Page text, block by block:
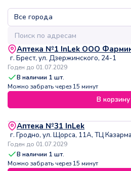
Аптека №1 InLek ООО
г. Брест, ул. Дзержинского, 24-1
Годен до 01.07.2029
В наличии 1 шт.
Можно забрать через 15 минут
В корзину
Аптека №31 InLek
г. Гродно, ул. Щорса, 11А, ТЦ
Годен до 01.07.2029
В наличии 1 шт.
Можно забрать через 15 минут